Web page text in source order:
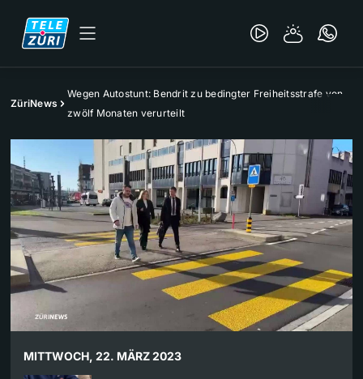
ZüriNews
Wegen Autostunt: Bendrit zu bedingter Freiheitsstrafe von
zwölf Monaten verurteilt
MITTWOCH, 22. MÄRZ 2023